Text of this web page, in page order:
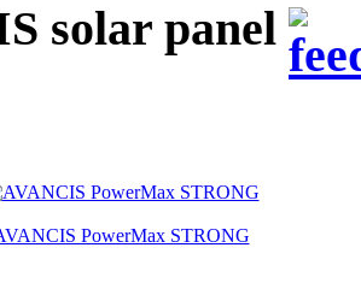
solar panel
PowerMax STRONG